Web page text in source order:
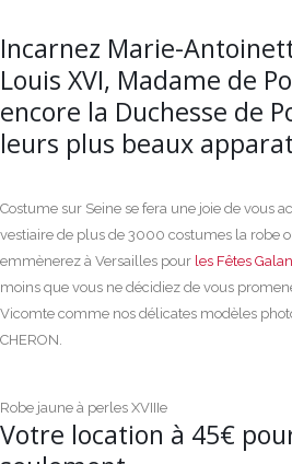
Incarnez Marie-
Louis XVI, Madame de
encore la Duchesse de
leurs plus beaux
Costume sur Seine se fera une joie de vous
vestiaire de plus de 3000 costumes la robe
emmènerez à Versailles pour les Fêtes
moins que vous ne décidiez de vous
Vicomte comme nos délicates modèles
CHERON.
Robe jaune à perles XVIIIe
Votre location à 45€